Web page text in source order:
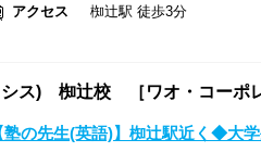
アクセス
椥辻駅 徒歩3分
ス) 椥辻校 ［ワオ・コーポレ
塾の先生(英語)】椥辻駅近く◆大